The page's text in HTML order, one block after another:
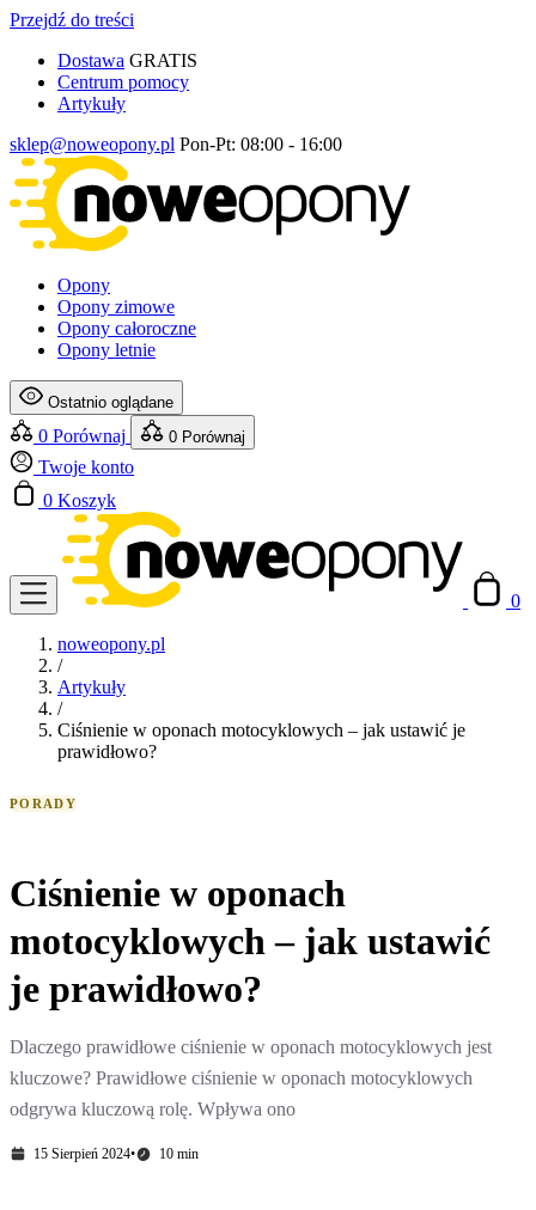
Przejdź do treści
Dostawa GRATIS
Centrum pomocy
Artykuły
sklep@noweopony.pl Pon-Pt: 08:00 - 16:00
Opony
Opony zimowe
Opony całoroczne
Opony letnie
Ostatnio oglądane
0 Porównaj 0 Porównaj
Twoje konto
0 Koszyk
0
noweopony.pl
/
Artykuły
/
Ciśnienie w oponach motocyklowych – jak ustawić je
prawidłowo?
PORADY
Ciśnienie w oponach
motocyklowych – jak ustawić
je prawidłowo?
Dlaczego prawidłowe ciśnienie w oponach motocyklowych jest
kluczowe? Prawidłowe ciśnienie w oponach motocyklowych
odgrywa kluczową rolę. Wpływa ono
15 Sierpień 2024• 10 min